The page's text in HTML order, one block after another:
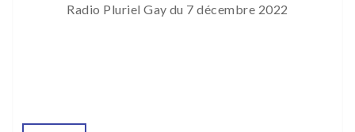
Radio Pluriel Gay du 7 décembre 2022